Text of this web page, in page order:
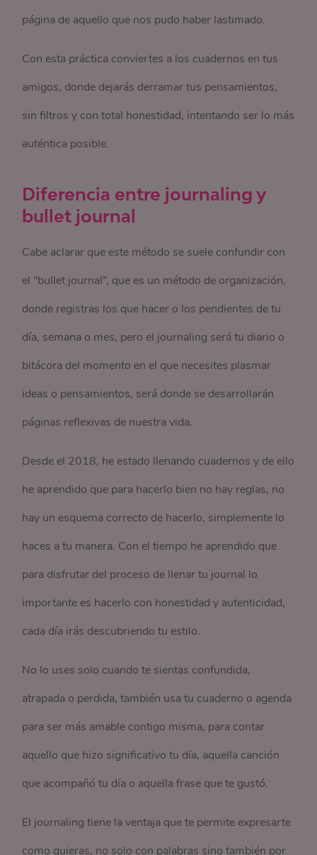
página de aquello que nos pudo haber lastimado.
Con esta práctica conviertes a los cuadernos en tus
amigos, donde dejarás derramar tus pensamientos,
sin filtros y con total honestidad, intentando ser lo más
auténtica posible.
Diferencia entre journaling y
bullet journal
Cabe aclarar que este método se suele confundir con
el “bullet journal”, que es un método de organización,
donde registras los que hacer o los pendientes de tu
día, semana o mes, pero el journaling será tu diario o
bitácora del momento en el que necesites plasmar
ideas o pensamientos, será donde se desarrollarán
páginas reflexivas de nuestra vida.
Desde el 2018, he estado llenando cuadernos y de ello
he aprendido que para hacerlo bien no hay reglas, no
hay un esquema correcto de hacerlo, simplemente lo
haces a tu manera. Con el tiempo he aprendido que
para disfrutar del proceso de llenar tu journal lo
importante es hacerlo con honestidad y autenticidad,
cada día irás descubriendo tu estilo.
No lo uses solo cuando te sientas confundida,
atrapada o perdida, también usa tu cuaderno o agenda
para ser más amable contigo misma, para contar
aquello que hizo significativo tu día, aquella canción
que acompañó tu día o aquella frase que te gustó.
El journaling tiene la ventaja que te permite expresarte
como quieras, no solo con palabras sino también por